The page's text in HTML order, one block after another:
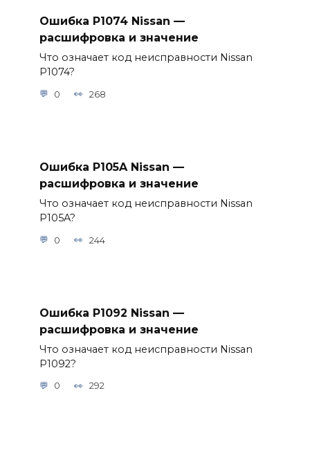
Ошибка P1074 Nissan —
расшифровка и значение
Что означает код неисправности Nissan
P1074?
0 268
Ошибка P105A Nissan —
расшифровка и значение
Что означает код неисправности Nissan
P105A?
0 244
Ошибка P1092 Nissan —
расшифровка и значение
Что означает код неисправности Nissan
P1092?
0 292